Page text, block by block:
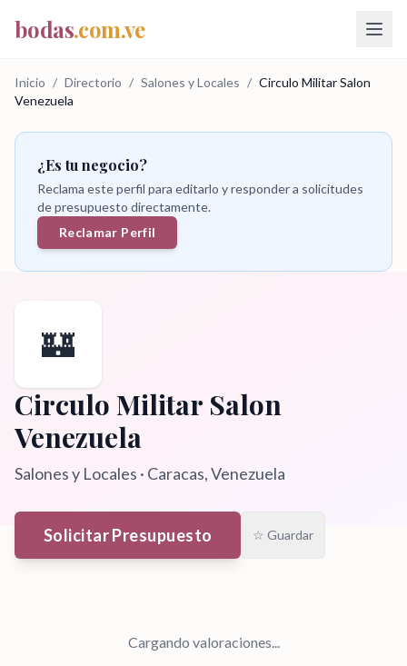
bodas.com.ve
Inicio / Directorio / Salones y Locales / Circulo Militar Salon
Venezuela
¿Es tu negocio?
Reclama este perfil para editarlo y responder a solicitudes
de presupuesto directamente.
Reclamar Perfil
🏰
Circulo Militar Salon
Venezuela
Salones y Locales · Caracas, Venezuela
Solicitar Presupuesto ☆ Guardar
Cargando valoraciones...